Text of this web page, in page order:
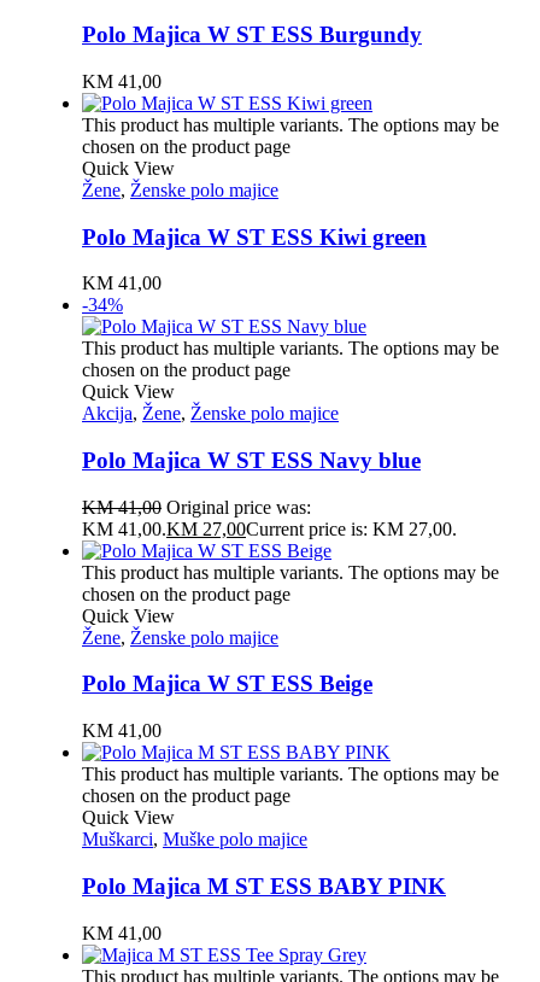
Polo Majica W ST ESS Burgundy
KM 41,00
This product has multiple variants. The options may be
chosen on the product page
Quick View
Žene, Ženske polo majice
Polo Majica W ST ESS Kiwi green
KM 41,00
-34%
This product has multiple variants. The options may be
chosen on the product page
Quick View
Akcija, Žene, Ženske polo majice
Polo Majica W ST ESS Navy blue
KM41,00 Original price was:
KM 41,00.KM 27,00Current price is: KM 27,00.
This product has multiple variants. The options may be
chosen on the product page
Quick View
Žene, Ženske polo majice
Polo Majica W ST ESS Beige
KM 41,00
This product has multiple variants. The options may be
chosen on the product page
Quick View
Muškarci, Muške polo majice
Polo Majica M ST ESS BABY PINK
KM 41,00
This product has multiple variants. The options may be